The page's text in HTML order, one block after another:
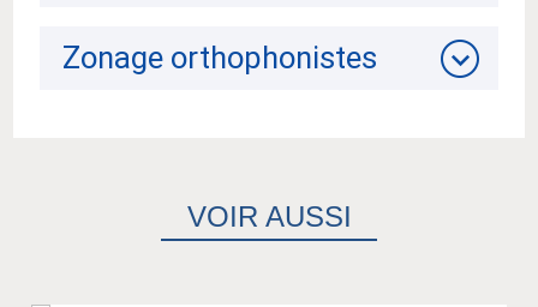
Zonage orthophonistes
VOIR AUSSI